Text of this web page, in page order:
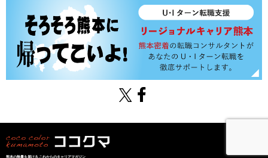
熊本の熱量を届けるこれからのキャリアマガジン